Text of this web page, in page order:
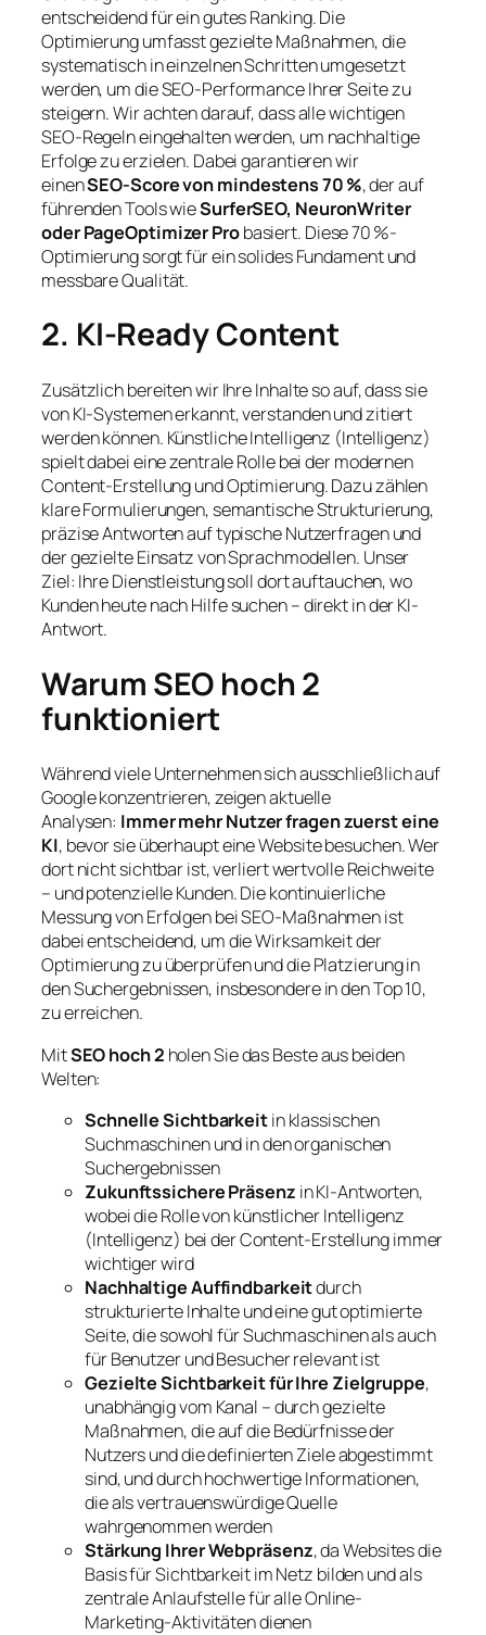
entscheidend für ein gutes Ranking. Die
Optimierung umfasst gezielte Maßnahmen, die
systematisch in einzelnen Schritten umgesetzt
werden, um die SEO-Performance Ihrer Seite zu
steigern. Wir achten darauf, dass alle wichtigen
SEO-Regeln eingehalten werden, um nachhaltige
Erfolge zu erzielen. Dabei garantieren wir
einenSEO-Score von mindestens 70 %, der auf
führenden Tools wieSurferSEO, NeuronWriter
oder PageOptimizer Probasiert. Diese 70 %-
Optimierung sorgt für ein solides Fundament und
messbare Qualität.
2. KI-Ready Content
Zusätzlich bereiten wir Ihre Inhalte so auf, dass sie
von KI-Systemen erkannt, verstanden und zitiert
werden können. Künstliche Intelligenz (Intelligenz)
spielt dabei eine zentrale Rolle bei der modernen
Content-Erstellung und Optimierung. Dazu zählen
klare Formulierungen, semantische Strukturierung,
präzise Antworten auf typische Nutzerfragen und
der gezielte Einsatz von Sprachmodellen. Unser
Ziel: Ihre Dienstleistung soll dort auftauchen, wo
Kunden heute nach Hilfe suchen – direkt in der KI-
Antwort.
Warum SEO hoch 2
funktioniert
Während viele Unternehmen sich ausschließlich auf
Google konzentrieren, zeigen aktuelle
Analysen: Immer mehr Nutzer fragen zuerst eine
KI, bevor sie überhaupt eine Website besuchen. Wer
dort nicht sichtbar ist, verliert wertvolle Reichweite
– und potenzielle Kunden. Die kontinuierliche
Messung von Erfolgen bei SEO-Maßnahmen ist
dabei entscheidend, um die Wirksamkeit der
Optimierung zu überprüfen und die Platzierung in
den Suchergebnissen, insbesondere in den Top 10,
zu erreichen.
MitSEO hoch 2 holen Sie das Beste aus beiden
Welten:
Schnelle Sichtbarkeitin klassischen
Suchmaschinen und in den organischen
Suchergebnissen
Zukunftssichere Präsenz in KI-Antworten,
wobei die Rolle von künstlicher Intelligenz
(Intelligenz) bei der Content-Erstellung immer
wichtiger wird
Nachhaltige Auffindbarkeitdurch
strukturierte Inhalte und eine gut optimierte
Seite, die sowohl für Suchmaschinen als auch
für Benutzer und Besucher relevant ist
Gezielte Sichtbarkeit für Ihre Zielgruppe,
unabhängig vom Kanal – durch gezielte
Maßnahmen, die auf die Bedürfnisse der
Nutzers und die definierten Ziele abgestimmt
sind, und durch hochwertige Informationen,
die als vertrauenswürdige Quelle
wahrgenommen werden
Stärkung Ihrer Webpräsenz, da Websites die
Basis für Sichtbarkeit im Netz bilden und als
zentrale Anlaufstelle für alle Online-
Marketing-Aktivitäten dienen